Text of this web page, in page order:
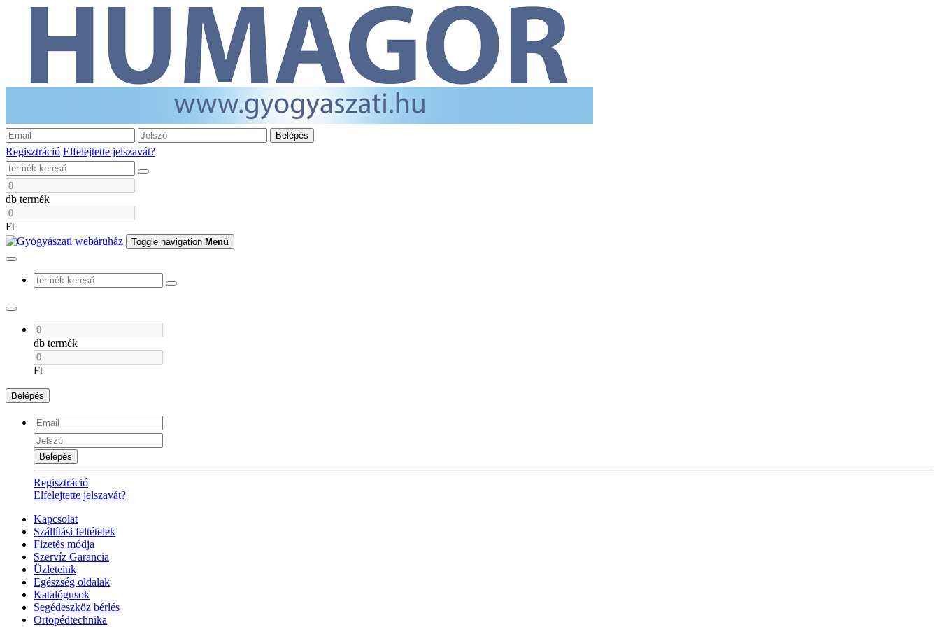
Belépés
Regisztráció Elfelejtette jelszavát?
db termék
Ft
Toggle navigation Menü
db termék
Ft
Belépés
Belépés
Regisztráció
Elfelejtette jelszavát?
Kapcsolat
Szállítási feltételek
Fizetés módja
Szervíz Garancia
Üzleteink
Egészség oldalak
Katalógusok
Segédeszköz bérlés
Ortopédtechnika